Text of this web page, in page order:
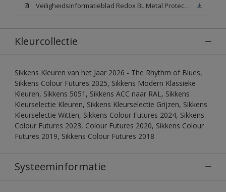
Veiligheidsinformatieblad Redox BL Metal Protect Satin White W05 (MSDS)
Kleurcollectie
Sikkens Kleuren van het Jaar 2026 - The Rhythm of Blues,
Sikkens Colour Futures 2025, Sikkens Modern Klassieke
Kleuren, Sikkens 5051, Sikkens ACC naar RAL, Sikkens
Kleurselectie Kleuren, Sikkens Kleurselectie Grijzen, Sikkens
Kleurselectie Witten, Sikkens Colour Futures 2024, Sikkens
Colour Futures 2023, Colour Futures 2020, Sikkens Colour
Futures 2019, Sikkens Colour Futures 2018
Systeeminformatie